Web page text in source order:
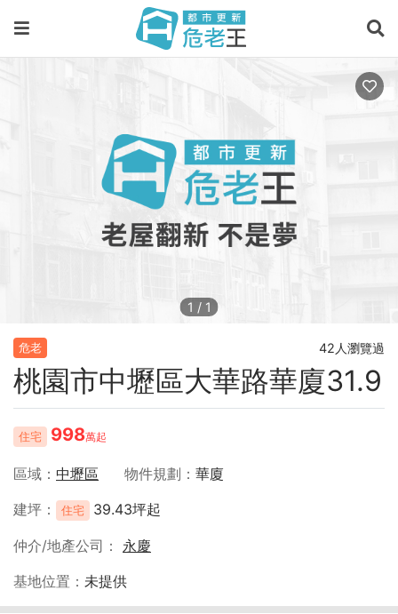
1 / 1
危老 42人瀏覽過
桃園市中壢區大華路華廈31.9
住宅 998萬起
區域 中壢區 物件規劃
華廈
建坪
住宅 39.43坪起
仲介/地產公司
永慶
基地位置
未提供